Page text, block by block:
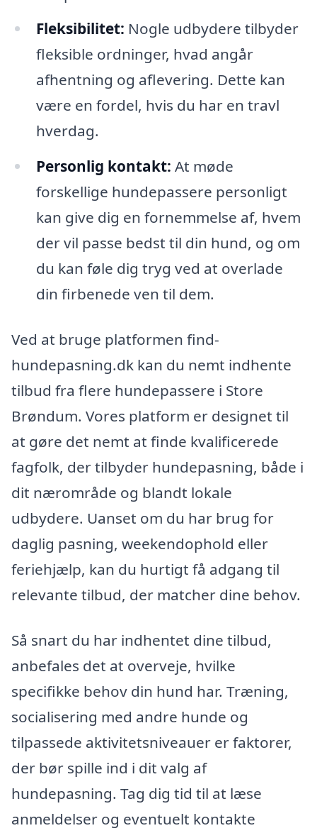
Fleksibilitet: Nogle udbydere tilbyder
fleksible ordninger, hvad angår
afhentning og aflevering. Dette kan
være en fordel, hvis du har en travl
hverdag.
Personlig kontakt: At møde
forskellige hundepassere personligt
kan give dig en fornemmelse af, hvem
der vil passe bedst til din hund, og om
du kan føle dig tryg ved at overlade
din firbenede ven til dem.
Ved at bruge platformen find-
hundepasning.dk kan du nemt indhente
tilbud fra flere hundepassere i Store
Brøndum. Vores platform er designet til
at gøre det nemt at finde kvalificerede
fagfolk, der tilbyder hundepasning, både i
dit nærområde og blandt lokale
udbydere. Uanset om du har brug for
daglig pasning, weekendophold eller
feriehjælp, kan du hurtigt få adgang til
relevante tilbud, der matcher dine behov.
Så snart du har indhentet dine tilbud,
anbefales det at overveje, hvilke
specifikke behov din hund har. Træning,
socialisering med andre hunde og
tilpassede aktivitetsniveauer er faktorer,
der bør spille ind i dit valg af
hundepasning. Tag dig tid til at læse
anmeldelser og eventuelt kontakte